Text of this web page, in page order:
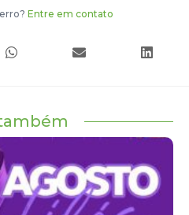
Entre em contato